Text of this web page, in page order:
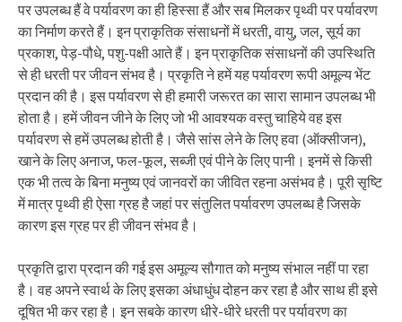
पर उपलब्ध हैं वे पर्यावरण का ही हिस्सा हैं और सब मिलकर पृथ्वी पर पर्यावरण
का निर्माण करते हैं। इन प्राकृतिक संसाधनों में धरती, वायु, जल, सूर्य का
प्रकाश, पेड़-पौधे, पशु-पक्षी आते हैं। इन प्राकृतिक संसाधनों की उपस्थिति
से ही धरती पर जीवन संभव है। प्रकृति ने हमें यह पर्यावरण रूपी अमूल्य भेंट
प्रदान की है। इस पर्यावरण से ही हमारी जरूरत का सारा सामान उपलब्ध भी
होता है। हमें जीवन जीने के लिए जो भी आवश्यक वस्तु चाहिये वह इस
पर्यावरण से हमें उपलब्ध होती है। जैसे सांस लेने के लिए हवा (ऑक्सीजन),
खाने के लिए अनाज, फल-फूल, सब्जी एवं पीने के लिए पानी। इनमें से किसी
एक भी तत्व के बिना मनुष्य एवं जानवरों का जीवित रहना असंभव है। पूरी सृष्टि
में मात्र पृथ्वी ही ऐसा ग्रह है जहां पर संतुलित पर्यावरण उपलब्ध है जिसके
कारण इस ग्रह पर ही जीवन संभव है।
प्रकृति द्वारा प्रदान की गई इस अमूल्य सौगात को मनुष्य संभाल नहीं पा रहा
है। वह अपने स्वार्थ के लिए इसका अंधाधुंध दोहन कर रहा है और साथ ही इसे
दूषित भी कर रहा है। इन सबके कारण धीरे-धीरे धरती पर पर्यावरण का